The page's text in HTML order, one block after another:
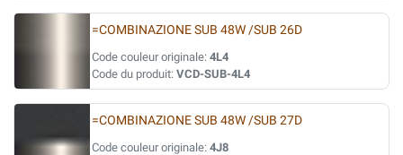
=COMBINAZIONE SUB 48W /SUB 26D
Code couleur originale: 4L4
Code du produit: VCD-SUB-4L4
=COMBINAZIONE SUB 48W /SUB 27D
Code couleur originale: 4J8